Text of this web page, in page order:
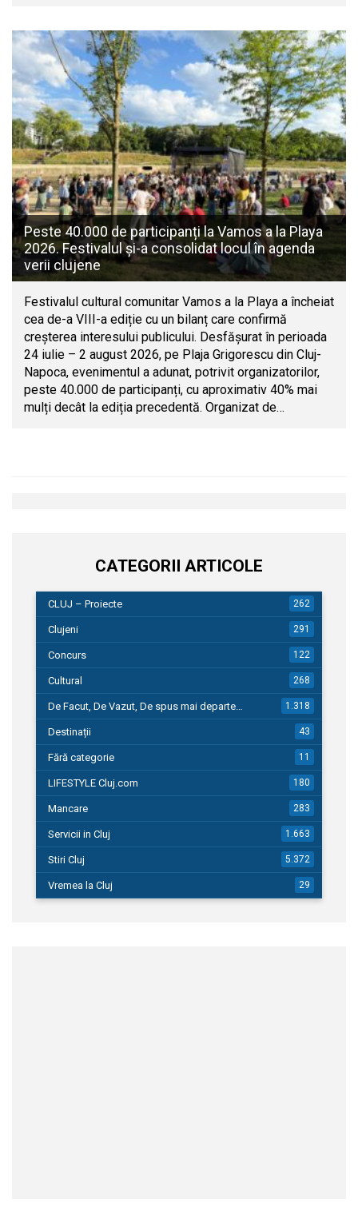
Peste 40.000 de participanți la Vamos a la Playa
2026. Festivalul și-a consolidat locul în agenda
verii clujene
Festivalul cultural comunitar Vamos a la Playa a încheiat
cea de-a VIII-a ediție cu un bilanț care confirmă
creșterea interesului publicului. Desfășurat în perioada
24 iulie – 2 august 2026, pe Plaja Grigorescu din Cluj-
Napoca, evenimentul a adunat, potrivit organizatorilor,
peste 40.000 de participanți, cu aproximativ 40% mai
mulți decât la ediția precedentă. Organizat de…
CATEGORII ARTICOLE
CLUJ – Proiecte 262
Clujeni 291
Concurs 122
Cultural 268
De Facut, De Vazut, De spus mai departe… 1.318
Destinații 43
Fără categorie 11
LIFESTYLE Cluj.com 180
Mancare 283
Servicii in Cluj 1.663
Stiri Cluj 5.372
Vremea la Cluj 29